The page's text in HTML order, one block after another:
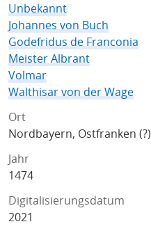
Unbekannt
Johannes von Buch
Godefridus de Franconia
Meister Albrant
Volmar
Walthisar von der Wage
Ort
Nordbayern, Ostfranken (?)
Jahr
1474
Digitalisierungsdatum
2021